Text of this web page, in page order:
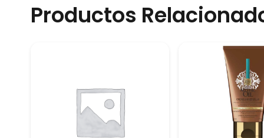
Productos